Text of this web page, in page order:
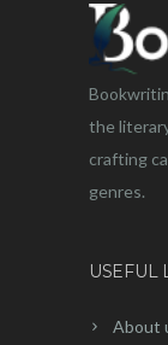
the
crafting
genres.
USEFUL
About